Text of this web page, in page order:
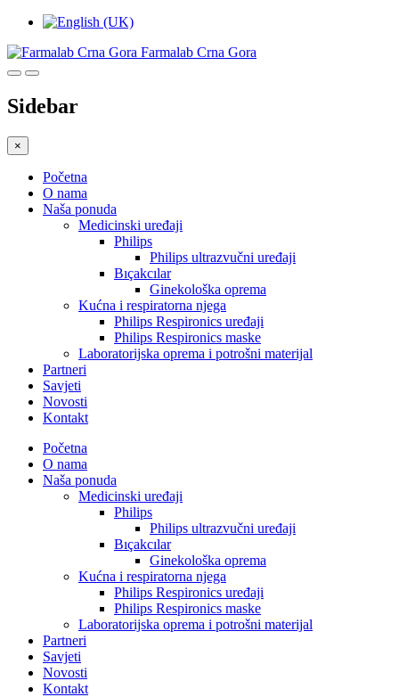
Farmalab Crna Gora
Sidebar
×
Početna
O nama
Naša ponuda
Medicinski uređaji
Philips
Philips ultrazvučni uređaji
Bıçakcılar
Ginekološka oprema
Kućna i respiratorna njega
Philips Respironics uređaji
Philips Respironics maske
Laboratorijska oprema i potrošni materijal
Partneri
Savjeti
Novosti
Kontakt
Početna
O nama
Naša ponuda
Medicinski uređaji
Philips
Philips ultrazvučni uređaji
Bıçakcılar
Ginekološka oprema
Kućna i respiratorna njega
Philips Respironics uređaji
Philips Respironics maske
Laboratorijska oprema i potrošni materijal
Partneri
Savjeti
Novosti
Kontakt